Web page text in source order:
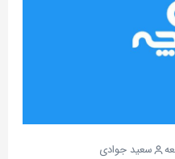
سعید جوادی